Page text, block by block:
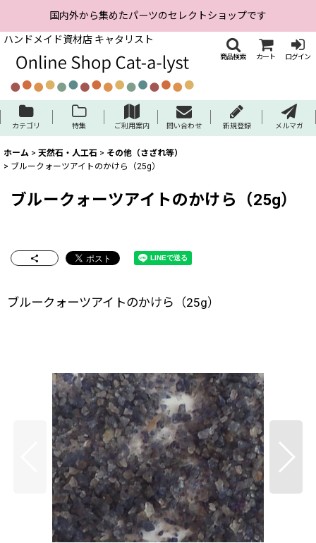
国内外から集めたパーツのセレクトショップです
ハンドメイド資材店 キャタリスト
商品検索 カート ログイン
カテゴリ 特集 ご利用案内 問い合わせ 新規登録 メルマガ
ホーム > 天然石・人工石 > その他（さざれ等）
> ブルークォーツアイトのかけら（25g）
ブルークォーツアイトのかけら（25g）
ブルークォーツアイトのかけら（25g）